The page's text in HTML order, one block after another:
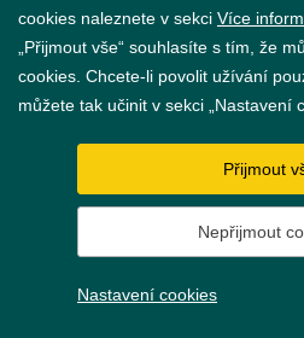
Vytvořil
cookies naleznete v sekci Více
„Přijmout vše“ souhlasíte s tím, že
cookies. Chcete-li povolit užívání
můžete tak učinit v sekci „Nastavení
Přijmout
Nepřijmout
Nastavení cookies